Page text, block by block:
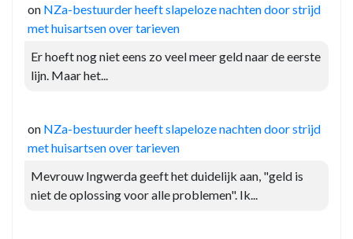
on NZa-bestuurder heeft slapeloze nachten door strijd
met huisartsen over tarieven
Er hoeft nog niet eens zo veel meer geld naar de eerste
lijn. Maar het...
on NZa-bestuurder heeft slapeloze nachten door strijd
met huisartsen over tarieven
Mevrouw Ingwerda geeft het duidelijk aan, "geld is
niet de oplossing voor alle problemen". Ik...